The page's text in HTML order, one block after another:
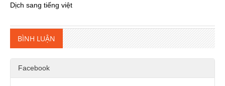
BÌNH LUẬN
Facebook